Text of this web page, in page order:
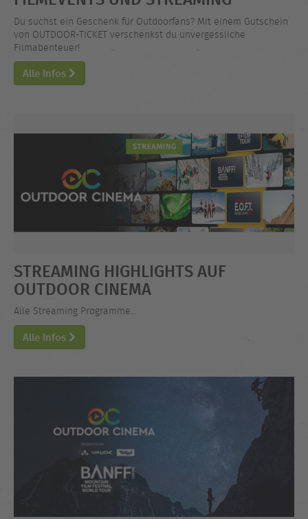
Du suchst ein Geschenk für Outdoorfans? Mit einem Gutschein
von OUTDOOR-TICKET verschenkst du unvergessliche
Filmabenteuer!
Alle Infos
STREAMING HIGHLIGHTS AUF
OUTDOOR CINEMA
Alle Streaming Programme...
Alle Infos